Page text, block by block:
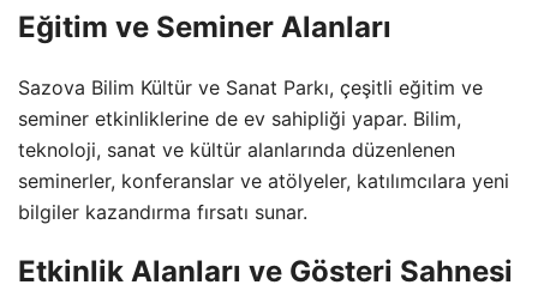
Eğitim ve Seminer Alanları
Sazova Bilim Kültür ve Sanat Parkı, çeşitli eğitim ve
seminer etkinliklerine de ev sahipliği yapar. Bilim,
teknoloji, sanat ve kültür alanlarında düzenlenen
seminerler, konferanslar ve atölyeler, katılımcılara yeni
bilgiler kazandırma fırsatı sunar.
Etkinlik Alanları ve Gösteri Sahnesi